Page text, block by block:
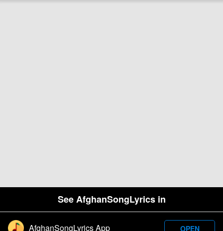
See AfghanSongLyrics in
AfghanSongLyrics App OPEN